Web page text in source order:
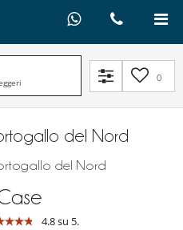
0
del Nord
del Nord
4.8 su 5.